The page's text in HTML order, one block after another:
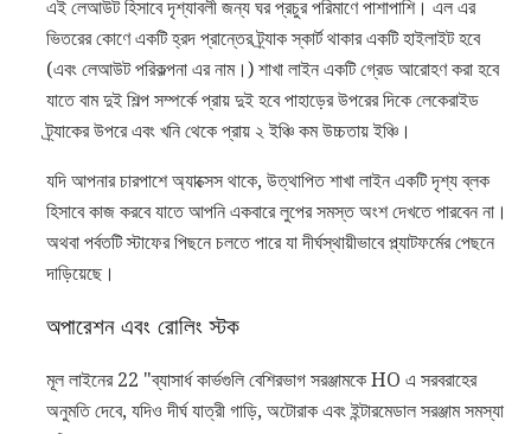
এই লেআউট হিসাবে দৃশ্যাবলী জন্য ঘর প্রচুর পরিমাণে পাশাপাশি। এল এর
ভিতরের কোণে একটি হ্রদ প্রান্তের ট্র্যাক স্কার্ট থাকার একটি হাইলাইট হবে
(এবং লেআউট পরিকল্পনা এর নাম।) শাখা লাইন একটি গ্রেড আরোহণ করা হবে
যাতে বাম দুই শিল্প সম্পর্কে প্রায় দুই হবে পাহাড়ের উপরের দিকে লেকেরাইড
ট্র্যাকের উপরে এবং খনি থেকে প্রায় ২ ইঞ্চি কম উচ্চতায় ইঞ্চি।
যদি আপনার চারপাশে অ্যাক্সেস থাকে, উত্থাপিত শাখা লাইন একটি দৃশ্য ব্লক
হিসাবে কাজ করবে যাতে আপনি একবারে লুপের সমস্ত অংশ দেখতে পারবেন না।
অথবা পর্বতটি স্টাফের পিছনে চলতে পারে যা দীর্ঘস্থায়ীভাবে প্ল্যাটফর্মের পেছনে
দাড়িয়েছে।
অপারেশন এবং রোলিং স্টক
মূল লাইনের 22 "ব্যাসার্ধ কার্ভগুলি বেশিরভাগ সরঞ্জামকে HO এ সরবরাহের
অনুমতি দেবে, যদিও দীর্ঘ যাত্রী গাড়ি, অটোরাক এবং ইন্টারমেডাল সরঞ্জাম সমস্যা